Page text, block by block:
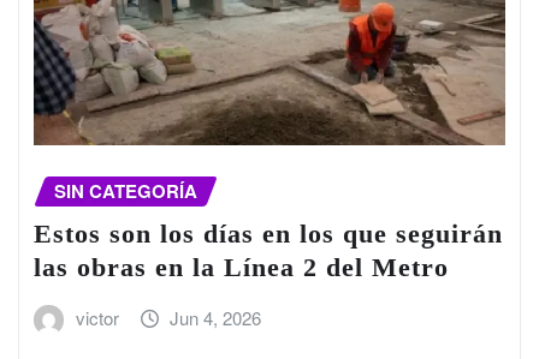
SIN CATEGORÍA
Estos son los días en los que seguirán
las obras en la Línea 2 del Metro
victor Jun 4, 2026